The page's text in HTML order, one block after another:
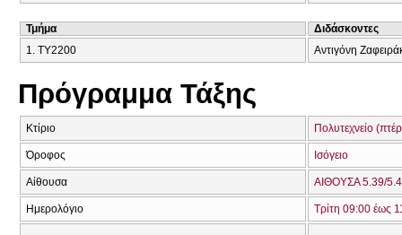
Τμήμα
Διδάσκοντες
1. ΤΥ2200
Αντιγόνη
Πρόγραμμα Τάξης
Κτίριο Πολυτεχνείο
Όροφος Ισόγειο
Αίθουσα ΑΙΘΟΥΣΑ 5.39/
Ημερολόγιο Τρίτη 09:00 έως